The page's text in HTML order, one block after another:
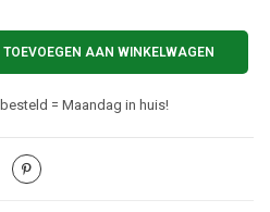
TOEVOEGEN AAN WINKELWAGEN
= Maandag in huis!